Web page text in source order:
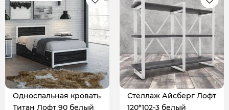
Односпальная кровать
Титан Лофт 90 белый
Стеллаж Айсберг Лофт
120*102-3 белый